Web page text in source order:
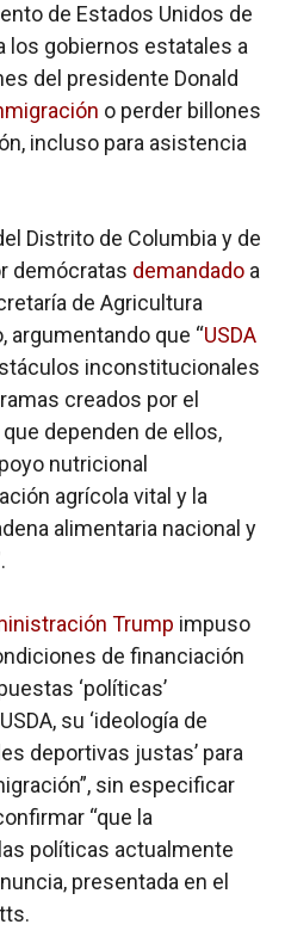
de Estados Unidos de
los gobiernos estatales a
del presidente Donald
o perder billones
incluso para asistencia
Distrito de Columbia y de
demócratas demandado a
de Agricultura
argumentando que “USDA
inconstitucionales
creados por el
dependen de ellos,
nutricional
agrícola vital y la
alimentaria nacional y
Trump impuso
de financiación
‘políticas’
su ‘ideología de
deportivas justas’ para
sin especificar
“que la
políticas actualmente
presentada en el